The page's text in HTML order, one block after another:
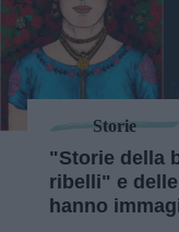
Storie
"Storie della
ribelli" e
hanno